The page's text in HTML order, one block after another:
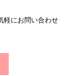
軽にお問い合わせ